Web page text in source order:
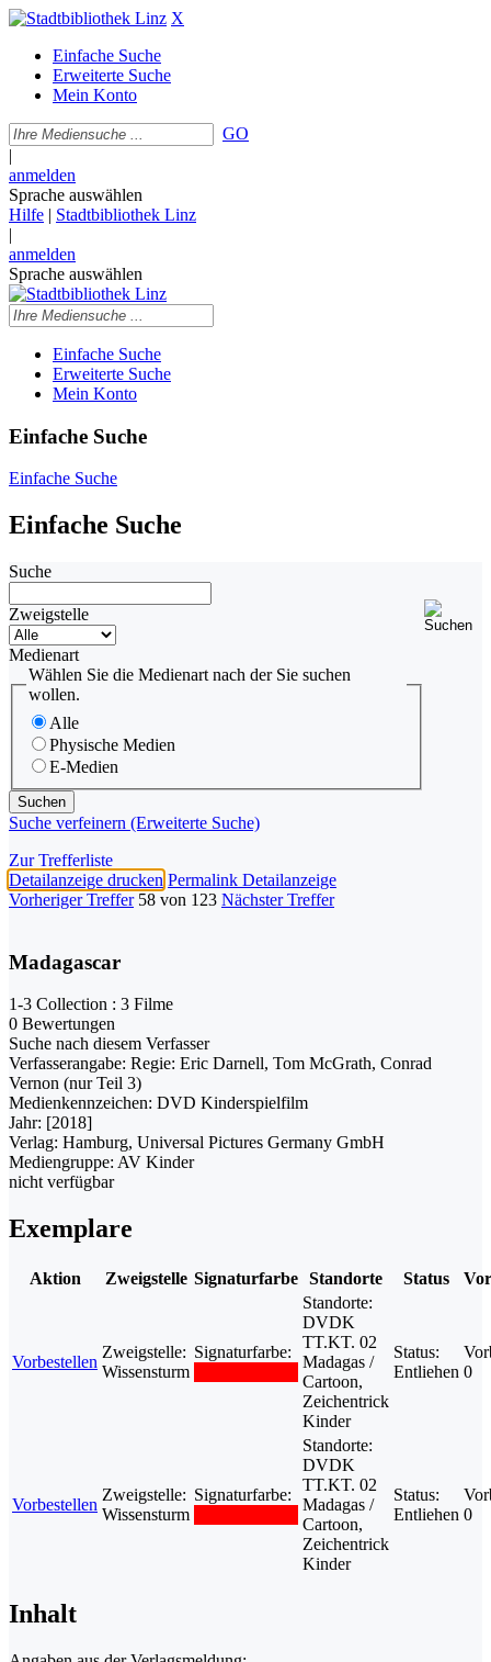
X
Einfache Suche
Erweiterte Suche
Mein Konto
GO
|
anmelden
Sprache auswählen
Hilfe | Stadtbibliothek Linz
|
anmelden
Sprache auswählen
Einfache Suche
Erweiterte Suche
Mein Konto
Einfache Suche
Einfache Suche
Einfache Suche
Suche
Zweigstelle
Medienart
Wählen Sie die Medienart nach der Sie suchen
wollen.
Alle
Physische Medien
E-Medien
Suche verfeinern (Erweiterte Suche)
Zur Trefferliste
Detailanzeige drucken Permalink Detailanzeige
Vorheriger Treffer 58 von 123 Nächster Treffer
Madagascar
1-3 Collection : 3 Filme
0 Bewertungen
Suche nach diesem Verfasser
Verfasserangabe: Regie: Eric Darnell, Tom McGrath, Conrad
Vernon (nur Teil 3)
Medienkennzeichen: DVD Kinderspielfilm
Jahr: [2018]
Verlag: Hamburg, Universal Pictures Germany GmbH
Mediengruppe: AV Kinder
nicht verfügbar
Exemplare
Aktion Zweigstelle Signaturfarbe Standorte Status
Vorbestellen
Zweigstelle:
Wissensturm
Signaturfarbe:
Standorte:
DVDK
TT.KT. 02
Madagas /
Cartoon,
Zeichentrick
Kinder
Status:
Entliehen 0
Vorbestellen
Zweigstelle:
Wissensturm
Signaturfarbe:
Standorte:
DVDK
TT.KT. 02
Madagas /
Cartoon,
Zeichentrick
Kinder
Status:
Entliehen 0
Inhalt